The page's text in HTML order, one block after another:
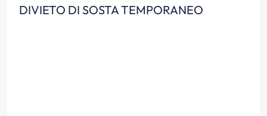
DIVIETO DI SOSTA TEMPORANEO